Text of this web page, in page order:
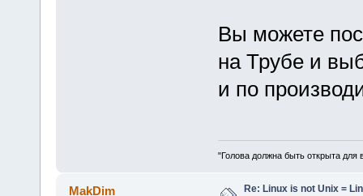
Вы можете
на Трубе и
и по
"Голова должна быть открыта
MakDim Re: Linux is not Unix =